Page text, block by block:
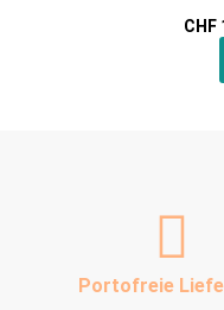
CHF
Portofreie